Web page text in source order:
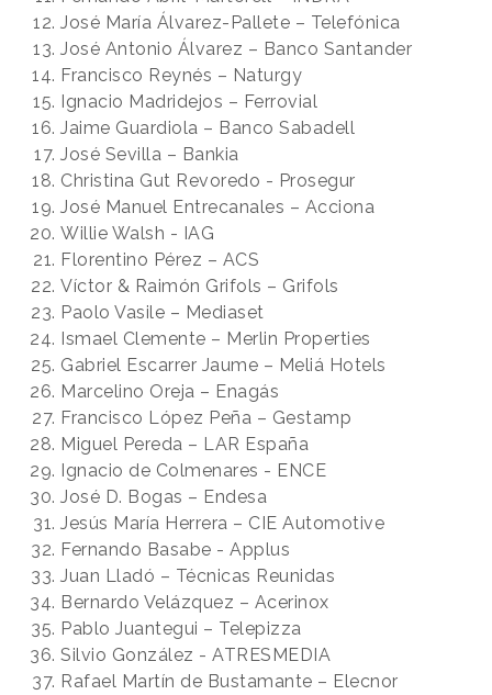
José María Álvarez-Pallete – Telefónica
José Antonio Álvarez – Banco Santander
Francisco Reynés – Naturgy
Ignacio Madridejos – Ferrovial
Jaime Guardiola – Banco Sabadell
José Sevilla – Bankia
Christina Gut Revoredo - Prosegur
José Manuel Entrecanales – Acciona
Willie Walsh - IAG
Florentino Pérez – ACS
Víctor & Raimón Grifols – Grifols
Paolo Vasile – Mediaset
Ismael Clemente – Merlin Properties
Gabriel Escarrer Jaume – Meliá Hotels
Marcelino Oreja – Enagás
Francisco López Peña – Gestamp
Miguel Pereda – LAR España
Ignacio de Colmenares - ENCE
José D. Bogas – Endesa
Jesús María Herrera – CIE Automotive
Fernando Basabe - Applus
Juan Lladó – Técnicas Reunidas
Bernardo Velázquez – Acerinox
Pablo Juantegui – Telepizza
Silvio González - ATRESMEDIA
Rafael Martín de Bustamante – Elecnor